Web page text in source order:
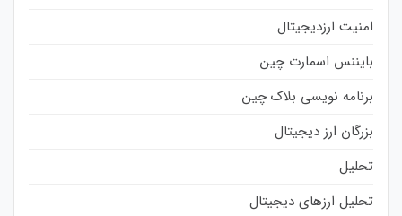
امنیت ارزدیجیتال
بایننس اسمارت چین
برنامه نویسی بلاک چین
بزرگان ارز دیجیتال
تحلیل
تحلیل ارزهای دیجیتال